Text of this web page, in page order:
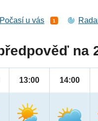
Počasí u vás 1
na
13:00 14:00